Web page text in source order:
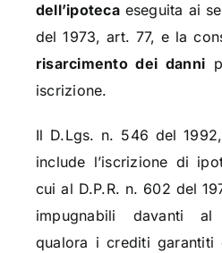
dell’ipotecaeseguita ai
del 1973, art. 77, e la
risarcimento dei danni
iscrizione.
Il D.Lgs. n. 546 del
include l’iscrizione di
cui al D.P.R. n. 602 del
impugnabili davanti
qualora i crediti garantiti